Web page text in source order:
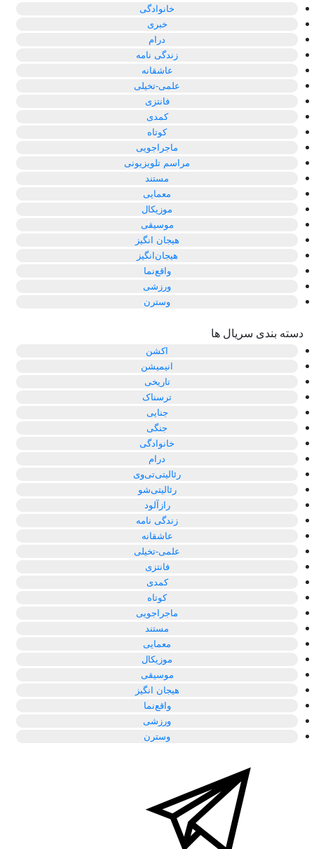
خانوادگی
خبری
درام
زندگی نامه
عاشقانه
علمی-تخیلی
فانتزی
کمدی
کوتاه
ماجراجویی
مراسم تلویزیونی
مستند
معمایی
موزیکال
موسیقی
هیجان انگیز
هیجان‌انگیز
واقع‌نما
ورزشی
وسترن
دسته بندی سریال ها
اکشن
انیمیشن
تاریخی
ترسناک
جنایی
جنگی
خانوادگی
درام
رئالیتی‌تی‌وی
رئالیتی‌شو
رازآلود
زندگی نامه
عاشقانه
علمی-تخیلی
فانتزی
کمدی
کوتاه
ماجراجویی
مستند
معمایی
موزیکال
موسیقی
هیجان انگیز
واقع‌نما
ورزشی
وسترن